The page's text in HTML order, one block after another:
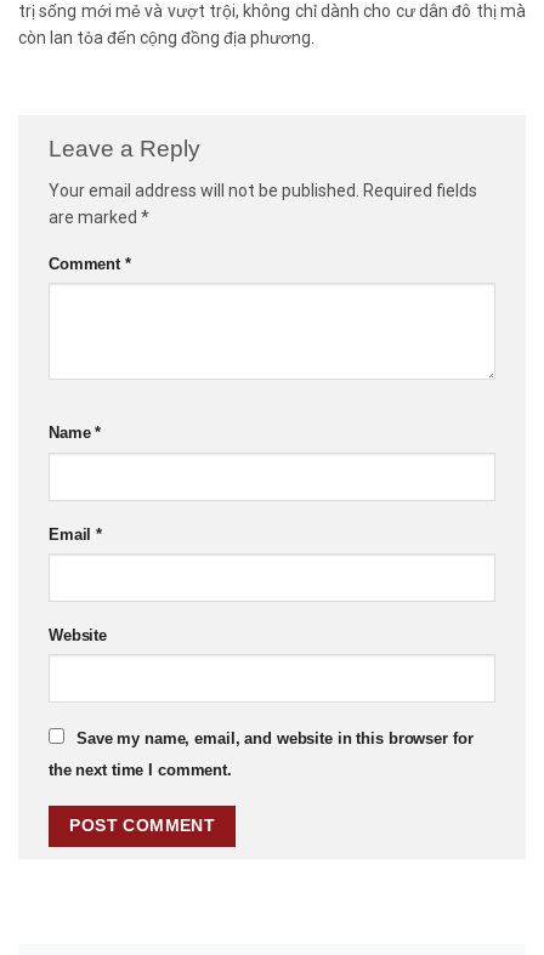
trị sống mới mẻ và vượt trội, không chỉ dành cho cư dân đô thị mà
còn lan tỏa đến cộng đồng địa phương.
Leave a Reply
Your email address will not be published.
Required fields
are marked *
Comment *
Name*
Email*
Website
Save my name, email, and website in this browser for
the next time I comment.